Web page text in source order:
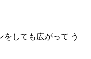
をしても広がって う